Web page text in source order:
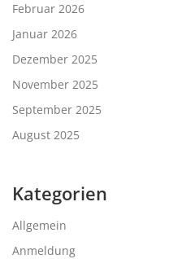
Februar 2026
Januar 2026
Dezember 2025
November 2025
September 2025
August 2025
Kategorien
Allgemein
Anmeldung